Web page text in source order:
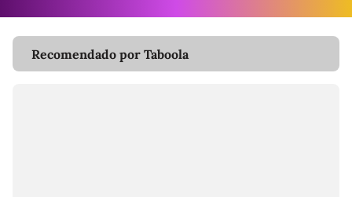
Recomendado por Taboola